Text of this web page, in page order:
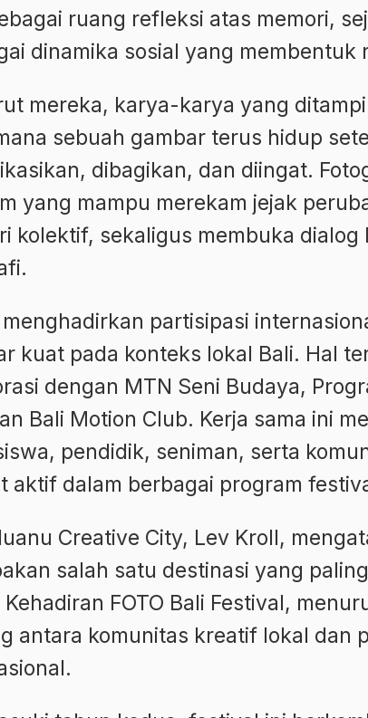
ruang refleksi atas memori,
dinamika sosial yang membentuk
mereka, karya-karya yang
sebuah gambar terus hidup
dibagikan, dan diingat.
yang mampu merekam jejak
kolektif, sekaligus membuka dialog
partisipasi
kuat pada konteks lokal Bali. Hal
dengan MTN Seni Budaya,
Bali Motion Club. Kerja sama ini
pendidik, seniman, serta
aktif dalam berbagai program
Creative City, Lev Kroll,
salah satu destinasi yang
FOTO Bali Festival,
antara komunitas kreatif lokal dan